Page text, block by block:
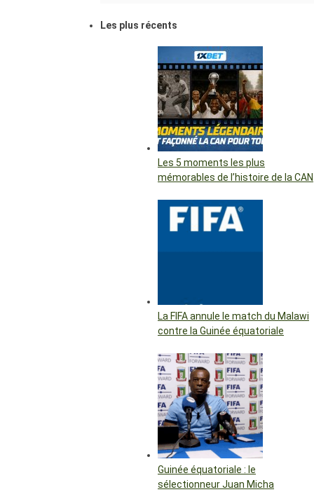
Les plus récents
Les 5 moments les plus
mémorables de l’histoire de la CAN
La FIFA annule le match du Malawi
contre la Guinée équatoriale
Guinée équatoriale : le
sélectionneur Juan Micha